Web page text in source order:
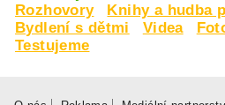
Rozhovory
Knihy a hudba
Bydlení s dětmi
Videa
Testujeme